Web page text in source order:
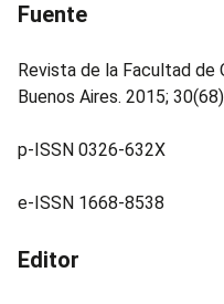
Fuente
Revista de la Facultad de
Buenos Aires. 2015;
p-ISSN 0326-632X
e-ISSN 1668-8538
Editor